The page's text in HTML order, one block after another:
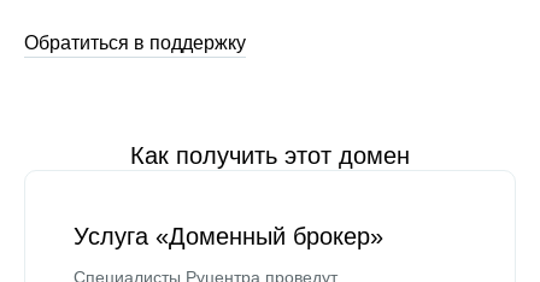
Обратиться в поддержку
Как получить этот домен
Услуга «Доменный брокер»
Специалисты Руцентра проведут